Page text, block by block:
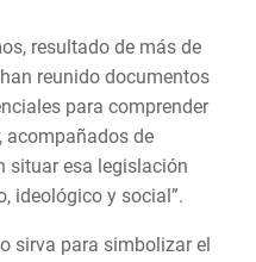
resultado de más de
reunido documentos
para comprender
acompañados de
situar esa legislación
ideológico y social”.
sirva para simbolizar el